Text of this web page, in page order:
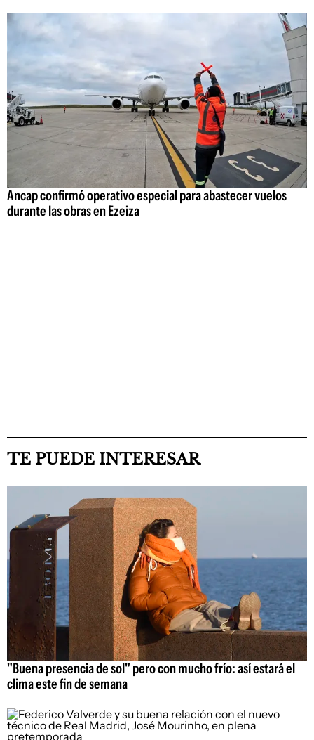
Ancap confirmó operativo especial para abastecer vuelos
durante las obras en Ezeiza
TE PUEDE INTERESAR
"Buena presencia de sol" pero con mucho frío: así estará el
clima este fin de semana